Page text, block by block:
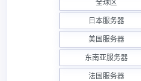
全球区
日本服务器
美国服务器
东南亚服务器
法国服务器